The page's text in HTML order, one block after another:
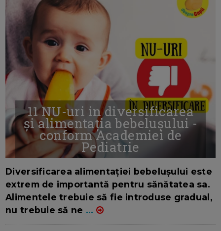
11 NU-uri in diversificarea
și alimentația bebelușului -
conform Academiei de
Pediatrie
Diversificarea alimentației bebelușului este
extrem de importantă pentru sănătatea sa.
Alimentele trebuie să fie introduse gradual,
nu trebuie să ne ...